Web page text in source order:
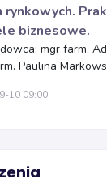
rynkowych.
biznesowe.
mgr farm.
Paulina
10 09:00